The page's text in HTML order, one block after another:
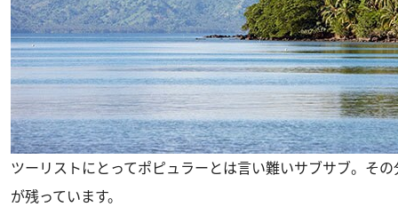
ツーリストにとってポピュラーとは言い難いサブサブ。そ
が残っています。